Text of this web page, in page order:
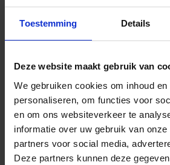
Toestemming Details
Deze website maakt gebruik van
We gebruiken cookies om inhoud
personaliseren, om functies voor
en om ons websiteverkeer te
informatie over uw gebruik van
partners voor social media,
Deze partners kunnen deze